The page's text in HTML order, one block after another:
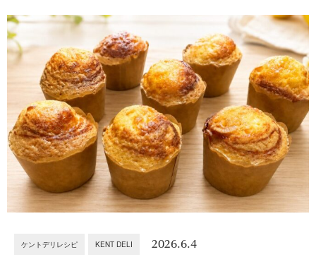
ケントデリレシピ KENT DELI 2026.6.4